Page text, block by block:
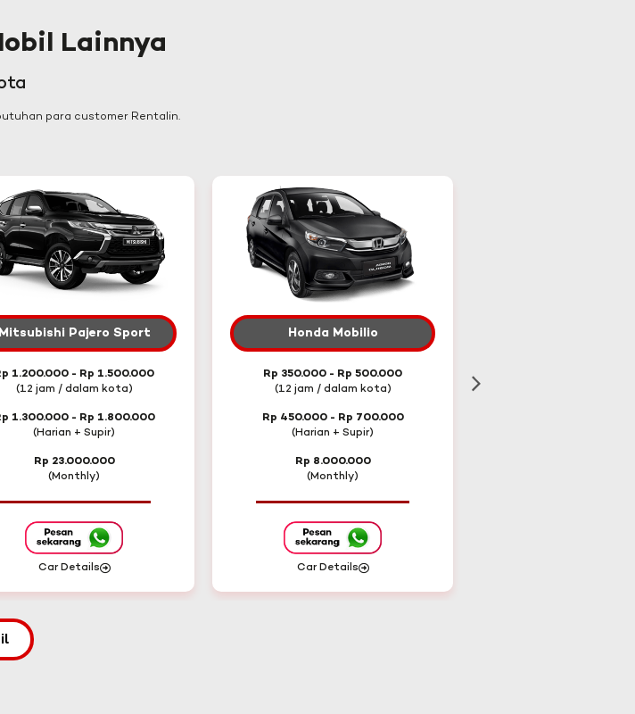
Lainnya
para customer Rentalin.
Mitsubishi Pajero Sport
1.200.000 - Rp 1.500.000
(12 jam / dalam kota)
1.300.000 - Rp 1.800.000
(Harian + Supir)
Rp 23.000.000
(Monthly)
Car Details
Honda Mobilio
Rp 350.000 - Rp 500.000
(12 jam / dalam kota)
Rp 450.000 - Rp 700.000
(Harian + Supir)
Rp 8.000.000
(Monthly)
Car Details